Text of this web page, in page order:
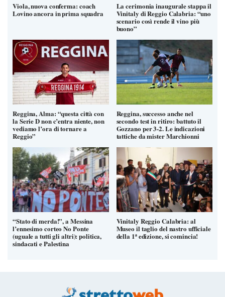
Viola, nuova conferma: coach
Lovino ancora in prima squadra
La cerimonia inaugurale stappa il
Vinitaly di Reggio Calabria: “uno
scenario così rende il vino più
buono”
Reggina, Alma: “questa città con
la Serie D non c’entra niente, non
vediamo l’ora di tornare a
Reggio”
Reggina, successo anche nel
secondo test in ritiro: battuto il
Gozzano per 3-2. Le indicazioni
tattiche da mister Marchionni
“Stato di merda!”, a Messina
l’ennesimo corteo No Ponte
(uguale a tutti gli altri): politica,
sindacati e Palestina
Vinitaly Reggio Calabria: al
Museo il taglio del nastro ufficiale
della 1ª edizione, si comincia!